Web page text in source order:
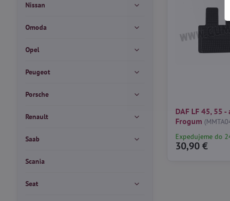
DAF LF 45, 55
Frogum
Expedujeme do
30,90 €
Nissan
Omoda
Opel
Peugeot
Porsche
Renault
Saab
Scania
Seat